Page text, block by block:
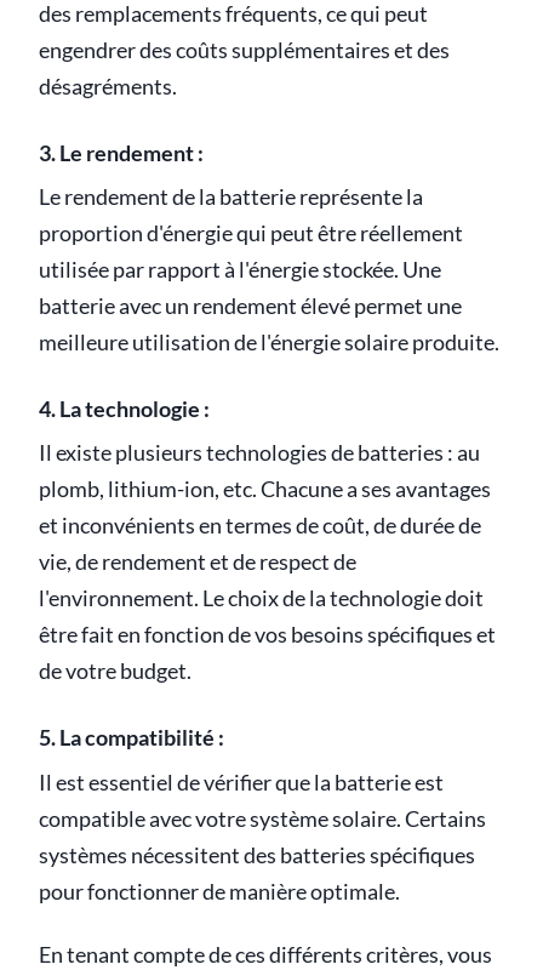
des remplacements fréquents, ce qui peut
engendrer des coûts supplémentaires et des
désagréments.
3. Le rendement :
Le rendement de la batterie représente la
proportion d'énergie qui peut être réellement
utilisée par rapport à l'énergie stockée. Une
batterie avec un rendement élevé permet une
meilleure utilisation de l'énergie solaire produite.
4. La technologie :
Il existe plusieurs technologies de batteries : au
plomb, lithium-ion, etc. Chacune a ses avantages
et inconvénients en termes de coût, de durée de
vie, de rendement et de respect de
l'environnement. Le choix de la technologie doit
être fait en fonction de vos besoins spécifiques et
de votre budget.
5. La compatibilité :
Il est essentiel de vérifier que la batterie est
compatible avec votre système solaire. Certains
systèmes nécessitent des batteries spécifiques
pour fonctionner de manière optimale.
En tenant compte de ces différents critères, vous